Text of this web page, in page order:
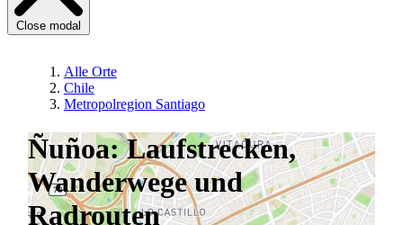
Close modal
Alle Orte
Chile
Metropolregion Santiago
Ñuñoa: Laufstrecken,
Wanderwege und
Radrouten